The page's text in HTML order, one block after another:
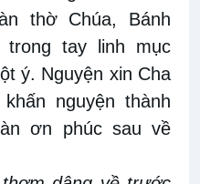
thờ Chúa, Bánh
tay linh mục
ý. Nguyện xin Cha
nguyện thành
ơn phúc sau về